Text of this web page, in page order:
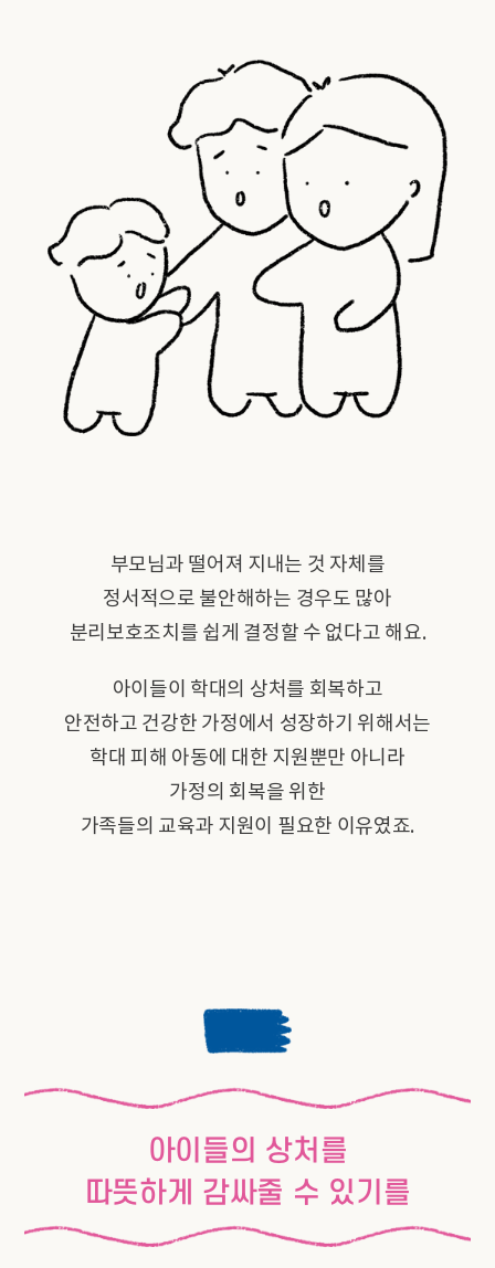
부모님과 떨어져 지내는 것 자체를
정서적으로 불안해하는 경우도 많아
분리보호조치를 쉽게 결정할 수 없다고 해요.
아이들이 학대의 상처를 회복하고
안전하고 건강한 가정에서 성장하기 위해서는
학대 피해 아동에 대한 지원뿐만 아니라
가정의 회복을 위한
가족들의 교육과 지원이 필요한 이유였죠.
아이들의 상처를
따뜻하게 감싸줄 수 있기를